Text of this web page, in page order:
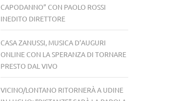
CAPODANNO” CON PAOLO ROSSI
INEDITO DIRETTORE
CASA ZANUSSI, MUSICA D’AUGURI
ONLINE CON LA SPERANZA DI TORNARE
PRESTO DAL VIVO
VICINO/LONTANO RITORNERÀ A UDINE